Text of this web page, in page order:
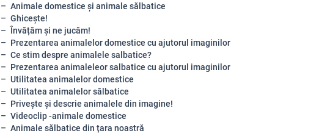
Animale domestice și animale sălbatice
Ghicește!
Învățăm și ne jucăm!
Prezentarea animalelor domestice cu ajutorul imaginilor
Ce stim despre animalele salbatice?
Prezentarea animaleleor salbatice cu ajutorul imaginilor
Utilitatea animalelor domestice
Utilitatea animalelor sălbatice
Privește și descrie animalele din imagine!
Videoclip -animale domestice
Animale sălbatice din țara noastră